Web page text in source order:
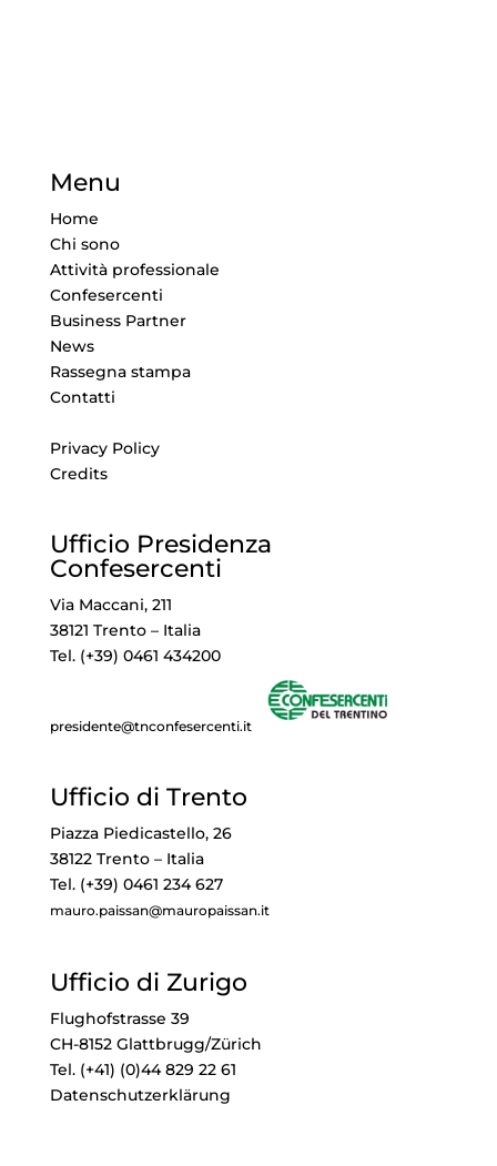
Menu
Home
Chi sono
Attività professionale
Confesercenti
Business Partner
News
Rassegna stampa
Contatti
Privacy Policy
Credits
Ufficio Presidenza
Confesercenti
Via Maccani, 211
38121 Trento – Italia
Tel. (+39) 0461 434200
presidente@tnconfesercenti.it
Ufficio di Trento
Piazza Piedicastello, 26
38122 Trento – Italia
Tel. (+39) 0461 234 627
mauro.paissan@mauropaissan.it
Ufficio di Zurigo
Flughofstrasse 39
CH-8152 Glattbrugg/Zürich
Tel. (+41) (0)44 829 22 61
Datenschutzerklärung